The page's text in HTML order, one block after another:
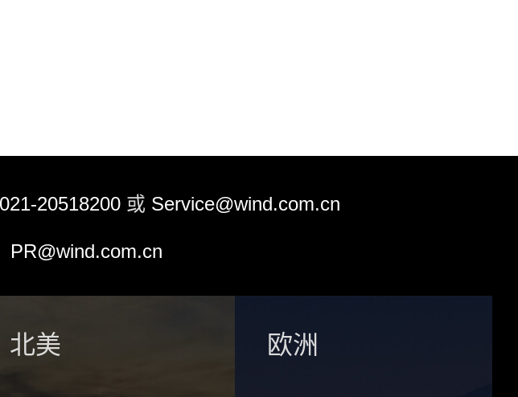
20518200 或 Service@wind.com.cn
PR@wind.com.cn
北美 欧洲